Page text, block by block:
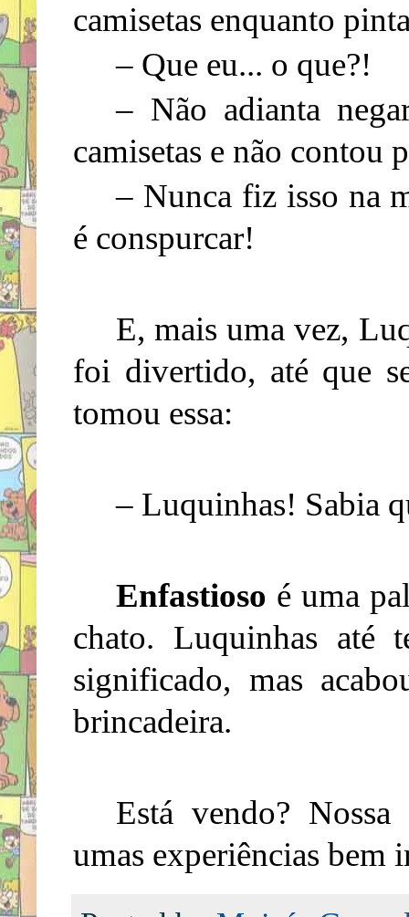
camisetas enquanto
– Que eu... o que?!
– Não adianta
camisetas e não contou
– Nunca fiz isso na
é conspurcar!
E, mais uma vez,
foi divertido, até que
tomou essa:
– Luquinhas! Sabia
Enfastioso é uma
chato. Luquinhas até
significado, mas
brincadeira.
Está vendo?
umas experiências bem